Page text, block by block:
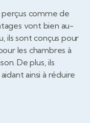
comme de
vont bien au-
ils sont conçus pour
les chambres à
De plus, ils
ainsi à réduire